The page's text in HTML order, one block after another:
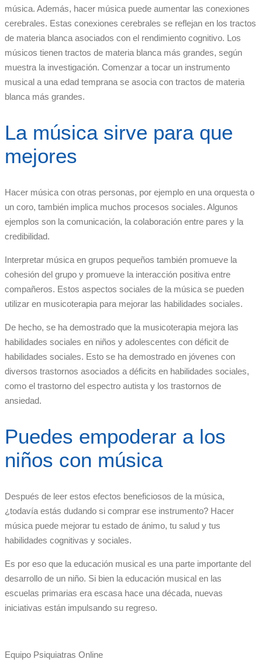
música. Además, hacer música puede aumentar las conexiones
cerebrales. Estas conexiones cerebrales se reflejan en los tractos
de materia blanca asociados con el rendimiento cognitivo. Los
músicos tienen tractos de materia blanca más grandes, según
muestra la investigación. Comenzar a tocar un instrumento
musical a una edad temprana se asocia con tractos de materia
blanca más grandes.
La música sirve para que
mejores
Hacer música con otras personas, por ejemplo en una orquesta o
un coro, también implica muchos procesos sociales. Algunos
ejemplos son la comunicación, la colaboración entre pares y la
credibilidad.
Interpretar música en grupos pequeños también promueve la
cohesión del grupo y promueve la interacción positiva entre
compañeros. Estos aspectos sociales de la música se pueden
utilizar en musicoterapia para mejorar las habilidades sociales.
De hecho, se ha demostrado que la musicoterapia mejora las
habilidades sociales en niños y adolescentes con déficit de
habilidades sociales. Esto se ha demostrado en jóvenes con
diversos trastornos asociados a déficits en habilidades sociales,
como el trastorno del espectro autista y los trastornos de
ansiedad.
Puedes empoderar a los
niños con música
Después de leer estos efectos beneficiosos de la música,
¿todavía estás dudando si comprar ese instrumento? Hacer
música puede mejorar tu estado de ánimo, tu salud y tus
habilidades cognitivas y sociales.
Es por eso que la educación musical es una parte importante del
desarrollo de un niño. Si bien la educación musical en las
escuelas primarias era escasa hace una década, nuevas
iniciativas están impulsando su regreso.
Equipo Psiquiatras Online